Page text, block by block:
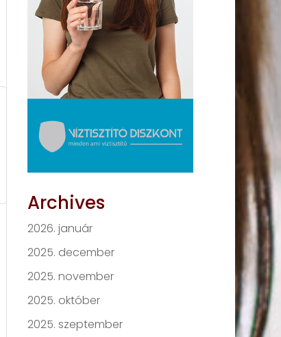
Archives
2026. január
2025. december
2025. november
2025. október
2025. szeptember